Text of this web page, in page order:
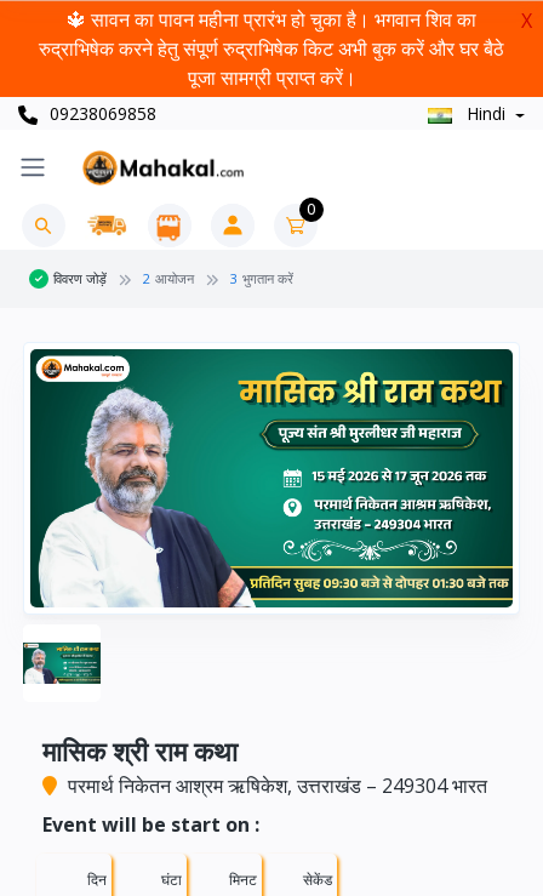
🔱 सावन का पावन महीना प्रारंभ हो चुका है। भगवान शिव का
रुद्राभिषेक करने हेतु संपूर्ण रुद्राभिषेक किट अभी बुक करें और घर बैठे
पूजा सामग्री प्राप्त करें।
X
09238069858 Hindi
0
विवरण जोड़ें 2 आयोजन 3 भुगतान करें
मासिक श्री राम कथा
परमार्थ निकेतन आश्रम ऋषिकेश, उत्तराखंड – 249304 भारत
Event will be start on :
दिन घंटा मिनट सेकेंड